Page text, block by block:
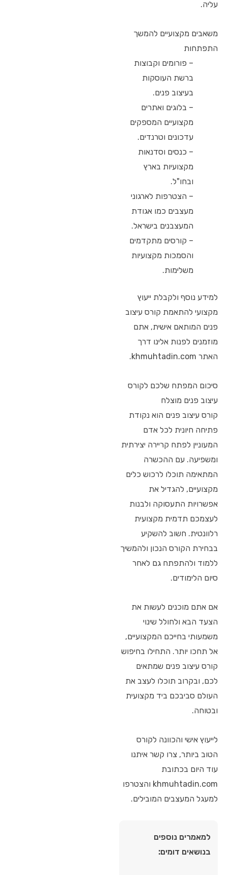
עליה.
משאבים מקצועיים להמשך
התפתחות
– פורומים וקבוצות
ברשת העוסקות
בעיצוב פנים.
– בלוגים ואתרים
מקצועיים המספקים
עדכונים וטרנדים.
– כנסים וסדנאות
מקצועיות בארץ
ובחו"ל.
– הצטרפות לארגוני
מעצבים כמו אגודת
המעצבנים בישראל.
– קורסים מתקדמים
והסמכות מקצועיות
משלימות.
למידע נוסף ולקבלת ייעוץ
מקצועי להתאמת קורס עיצוב
פנים המותאם אישית, אתם
מוזמנים לפנות אלינו דרך
האתר khmuhtadin.com.
סיכום המפתח שלכם לקורס
עיצוב פנים מוצלח
קורס עיצוב פנים הוא נקודת
פתיחה חיונית לכל אדם
המעוניין לפתח קריירה יצירתית
ומשפיעה. עם ההכשרה
המתאימה תוכלו לרכוש כלים
מקצועיים, להגדיל את
אפשרויות התעסוקה ולבנות
לעצמכם תדמית מקצועית
רלוונטית. חשוב להשקיע
בבחירת הקורס הנכון ולהמשיך
ללמוד ולהתפתח גם לאחר
סיום הלימודים.
אם אתם מוכנים לעשות את
הצעד הבא ולחולל שינוי
משמעותי בחייכם המקצועיים,
אל תחכו יותר. התחילו בחיפוש
קורס עיצוב פנים שמתאים
לכם, ובקרוב תוכלו לעצב את
העולם סביבכם ביד מקצועית
ובטוחה.
לייעוץ אישי והכוונה לקורס
הטוב ביותר, צרו קשר איתנו
עוד היום בכתובת
khmuhtadin.com והצטרפו
למעגל המעצבים המובילים.
למאמרים נוספים
בנושאים דומים: